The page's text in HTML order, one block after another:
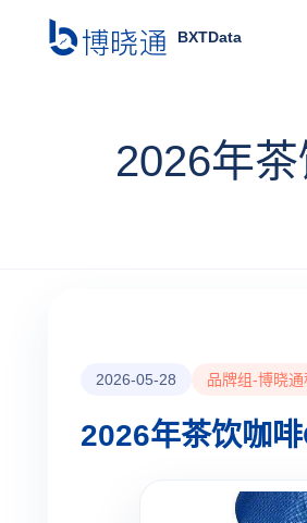
BXTData
2026年
2026-05-28 品牌组-博晓
2026年茶饮咖